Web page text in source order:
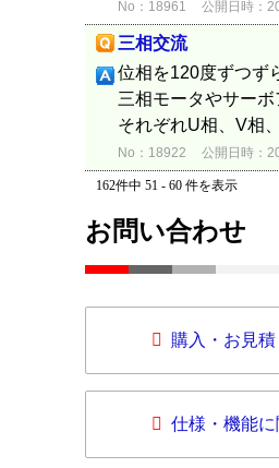
No：18961 公開日時：
三相交流
位相を120度ずつず
三相モータやサー
それぞれU相、V相
No：18922 公開日時：
162件中 51 - 60 件を表示
お問い合わせ
購入・お見
仕様・機能